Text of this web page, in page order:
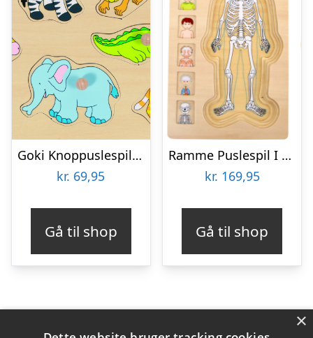
Goki Knoppuslespil – Zoo Dyr – Træ – 8 Brikker
kr. 69,95
Gå til shop
Ramme Puslespil I Træ – Anatomi – Dreng – Small Foot
kr. 169,95
Gå til shop
Varekategorier
×